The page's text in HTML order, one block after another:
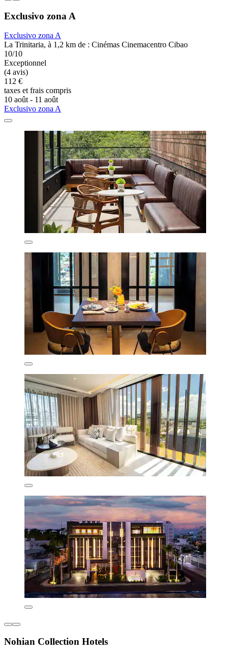
Exclusivo zona A
Exclusivo zona A
La Trinitaria, à 1,2 km de : Cinémas Cinemacentro Cibao
10/10
Exceptionnel
(4 avis)
112 €
taxes et frais compris
10 août - 11 août
Exclusivo zona A
Nohian Collection Hotels